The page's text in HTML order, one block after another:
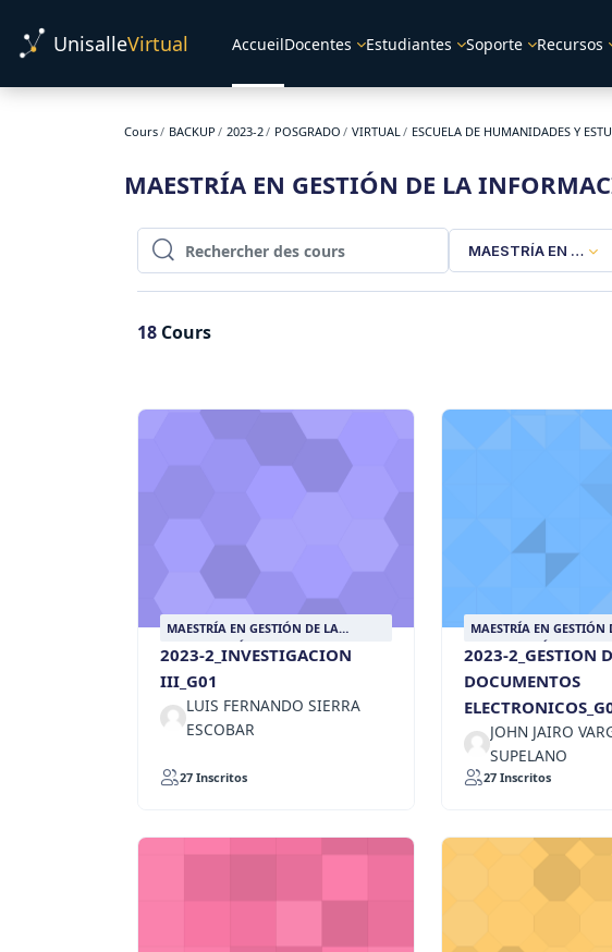
UnisalleVirtual AccueilDocentes Estudiantes Soporte Recursos
Cours BACKUP 2023-2 POSGRADO VIRTUAL ESCUELA DE HUMANIDADES Y
MAESTRÍA EN GESTIÓN DE LA
Rechercher des cours
Rechercher des cours MAESTRÍA EN
18 Cours
MAESTRÍA EN GESTIÓN DE LA
INFORMACIÓN DOCUMENTAL
2023-2_INVESTIGACION
III_G01
LUIS FERNANDO SIERRA
ESCOBAR
27 Inscritos
MAESTRÍA EN GESTIÓN
INFORMACIÓN
2023-2_GESTION
DOCUMENTOS
JOHN JAIRO
SUPELANO
27 Inscritos